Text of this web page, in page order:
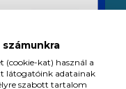
(cookie-kat) használ a
látogatóink adatainak
szabott tartalom